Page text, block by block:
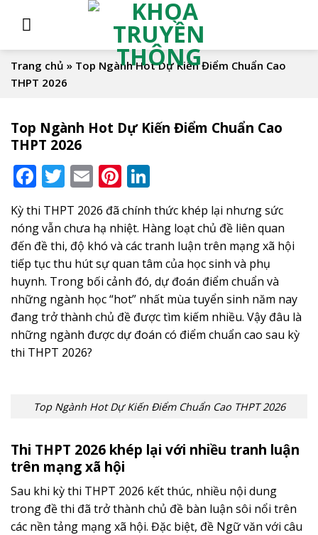
Trang chủ » Top Ngành Hot Dự Kiến Điểm Chuẩn Cao
THPT 2026
Top Ngành Hot Dự Kiến Điểm Chuẩn Cao
THPT 2026
Facebook
Twitter
EmailPinterest
Kỳ thi THPT 2026 đã chính thức khép lại nhưng sức
nóng vẫn chưa hạ nhiệt. Hàng loạt chủ đề liên quan
đến đề thi, độ khó và các tranh luận trên mạng xã hội
tiếp tục thu hút sự quan tâm của học sinh và phụ
huynh. Trong bối cảnh đó, dự đoán điểm chuẩn và
những ngành học “hot” nhất mùa tuyển sinh năm nay
đang trở thành chủ đề được tìm kiếm nhiều. Vậy đâu là
những ngành được dự đoán có điểm chuẩn cao sau kỳ
thi THPT 2026?
Top Ngành Hot Dự Kiến Điểm Chuẩn Cao THPT 2026
Thi THPT 2026 khép lại với nhiều tranh luận
trên mạng xã hội
Sau khi kỳ thi THPT 2026 kết thúc, nhiều nội dung
trong đề thi đã trở thành chủ đề bàn luận sôi nổi trên
các nền tảng mạng xã hội. Đặc biệt, đề Ngữ văn với câu